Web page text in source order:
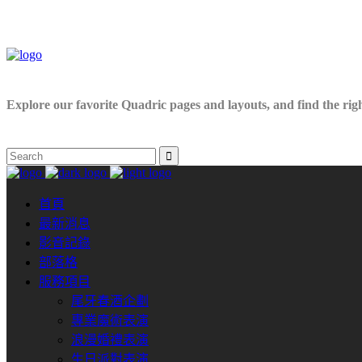
Explore our favorite Quadric pages and layouts, and find the
首頁
最新消息
影音記錄
部落格
服務項目
尾牙春酒企劃
專業魔術表演
浪漫婚禮表演